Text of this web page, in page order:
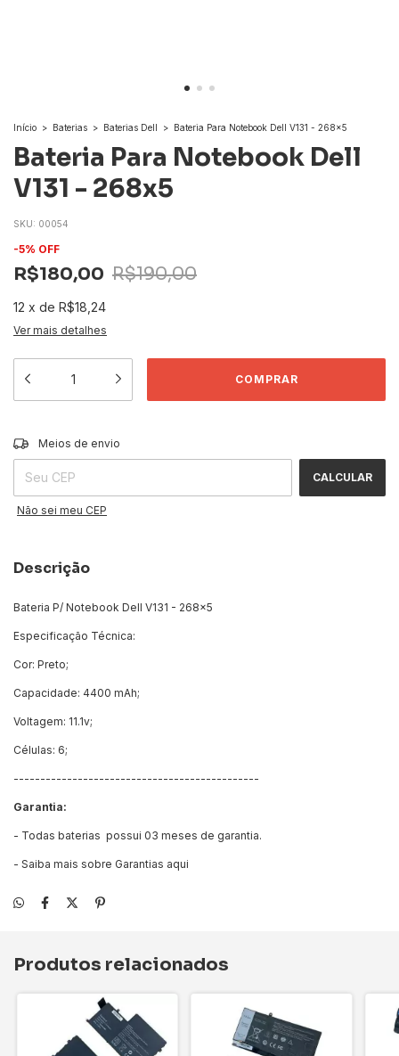
Início > Baterias > Baterias Dell > Bateria Para Notebook Dell V131 - 268x5
Bateria Para Notebook Dell
V131 - 268x5
SKU: 00054
-5% OFF
R$180,00 R$190,00
12 x de R$18,24
Ver mais detalhes
Entregas para o CEP:
Meios de envio
CALCULAR
Não sei meu CEP
Descrição
Bateria P/ Notebook Dell V131 - 268x5
Especificação Técnica:
Cor: Preto;
Capacidade: 4400 mAh;
Voltagem: 11.1v;
Células: 6;
----------------------------------------------
Garantia:
- Todas baterias possui 03 meses de garantia.
- Saiba mais sobre Garantias aqui
Produtos relacionados